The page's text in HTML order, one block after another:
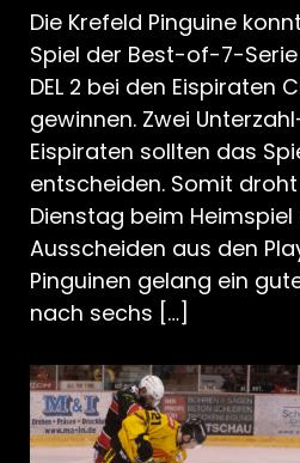
Die Krefeld Pinguine
Spiel der Best-of-7-
DEL 2 bei den Eispiraten
gewinnen. Zwei
Eispiraten sollten das
entscheiden. Somit droht
Dienstag beim Heimspiel
Ausscheiden aus den
Pinguinen gelang ein
nach sechs […]